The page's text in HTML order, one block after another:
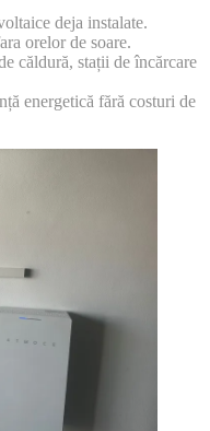
deja instalate.
orelor de soare.
căldură, stații de încărcare
energetică fără costuri de